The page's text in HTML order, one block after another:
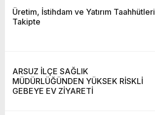
Üretim, İstihdam ve Yatırım Taahhütleri
Takipte
ARSUZ İLÇE SAĞLIK
MÜDÜRLÜĞÜNDEN YÜKSEK RİSKLİ
GEBEYE EV ZİYARETİ